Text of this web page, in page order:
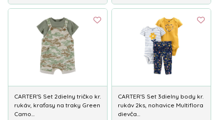
CARTER'S Set 2dielny tričko kr.
rukáv, kraťasy na traky Green
Camo…
CARTER'S Set 3dielny body kr.
rukáv 2ks, nohavice Multiflora
dievča…